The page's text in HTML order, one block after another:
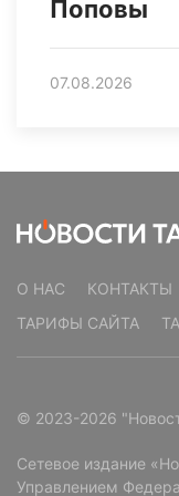
Поповы
07.08.2026
О НАС КОНТАКТЫ
ТАРИФЫ САЙТА
© 2023-2026
Сетевое издание
Управлением